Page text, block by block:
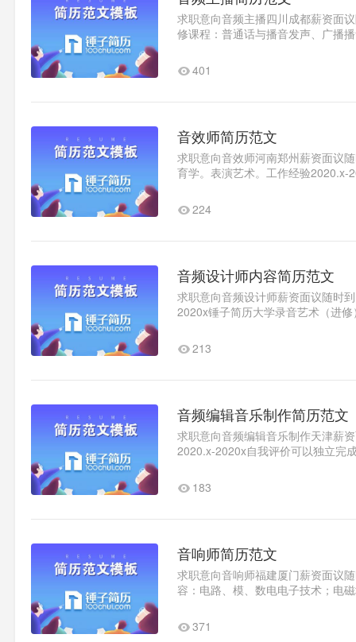
求职意向音频主播四川成都薪资面
修课程：普通话与播音发声、广播
401
音效师简历范文
求职意向音效师河南郑州薪资面议
育学。表演艺术。工作经验2020.x-
224
音频设计师内容简历范文
求职意向音频设计师薪资面议随时
2020x锤子简历大学录音艺术（进
213
音频编辑音乐制作简历范文
求职意向音频编辑音乐制作天津薪
2020.x-2020x自我评价可以独立完
183
音响师简历范文
求职意向音响师福建厦门薪资面议
容：电路、模、数电电子技术；电
371